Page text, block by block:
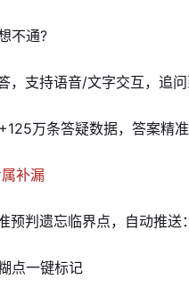
不通?
，支持语音/文字交互，追
万条答疑数据，答案精
补漏
判遗忘临界点，自动推送：
点一键标记